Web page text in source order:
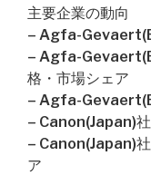
主要企業の動向
– Agfa-
– Agfa-
格・市場シェア
– Agfa-
– Canon(Japan)
– Canon(Japan)
ア